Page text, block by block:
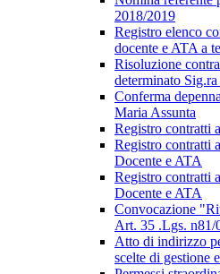
2018/2019
Registro elenco
docente e ATA a
Risoluzione
determinato
Conferma
Maria Assunta
Registro contratti
Registro contratti
Docente e ATA
Registro contratti
Docente e ATA
Convocazione
Art. 35 .Lgs. n81/
Atto di indirizzo
scelte di gestione